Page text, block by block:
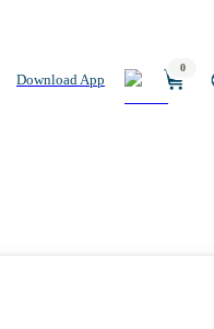
Download App
0